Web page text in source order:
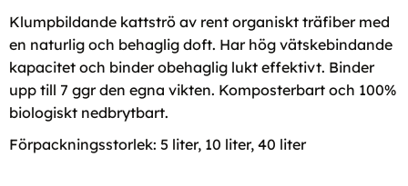
Klumpbildande kattströ av rent organiskt träfiber med
en naturlig och behaglig doft. Har hög vätskebindande
kapacitet och binder obehaglig lukt effektivt. Binder
upp till 7 ggr den egna vikten. Komposterbart och 100%
biologiskt nedbrytbart.
Förpackningsstorlek: 5 liter, 10 liter, 40 liter